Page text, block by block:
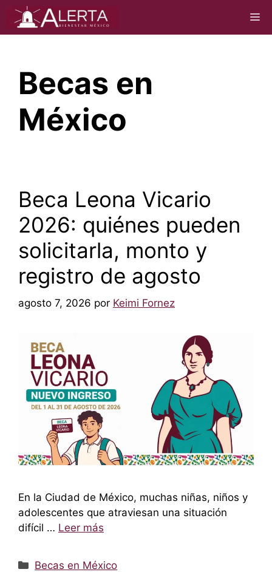
Saltar
contenido
Becas en
México
Beca Leona Vicario
2026: quiénes pueden
solicitarla, monto y
registro de agosto
agosto 7, 2026 por Keimi Fornez
En la Ciudad de México, muchas niñas, niños y
adolescentes que atraviesan una situación
difícil … Leer más
Categorías
Becas en México